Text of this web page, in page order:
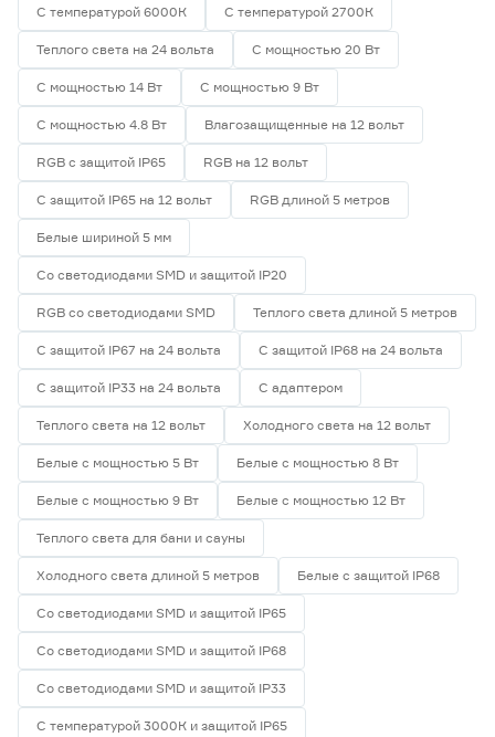
С температурой 6000К С температурой 2700К
Теплого света на 24 вольта С мощностью 20 Вт
С мощностью 14 Вт С мощностью 9 Вт
С мощностью 4.8 Вт Влагозащищенные на 12 вольт
RGB с защитой IP65 RGB на 12 вольт
С защитой IP65 на 12 вольт RGB длиной 5 метров
Белые шириной 5 мм
Со светодиодами SMD и защитой IP20
RGB со светодиодами SMD Теплого света длиной 5 метров
С защитой IP67 на 24 вольта С защитой IP68 на 24 вольта
С защитой IP33 на 24 вольта С адаптером
Теплого света на 12 вольт Холодного света на 12 вольт
Белые с мощностью 5 Вт Белые с мощностью 8 Вт
Белые с мощностью 9 Вт Белые с мощностью 12 Вт
Теплого света для бани и сауны
Холодного света длиной 5 метров Белые с защитой IP68
Со светодиодами SMD и защитой IP65
Со светодиодами SMD и защитой IP68
Со светодиодами SMD и защитой IP33
С температурой 3000К и защитой IP65